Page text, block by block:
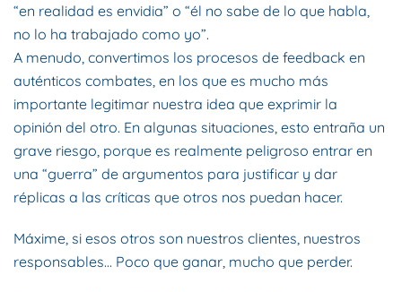
“en realidad es envidia” o “él no sabe de lo que habla,
no lo ha trabajado como yo”.
A menudo, convertimos los procesos de feedback en
auténticos combates, en los que es mucho más
importante legitimar nuestra idea que exprimir la
opinión del otro. En algunas situaciones, esto entraña un
grave riesgo, porque es realmente peligroso entrar en
una “guerra” de argumentos para justificar y dar
réplicas a las críticas que otros nos puedan hacer.
Máxime, si esos otros son nuestros clientes, nuestros
responsables… Poco que ganar, mucho que perder.